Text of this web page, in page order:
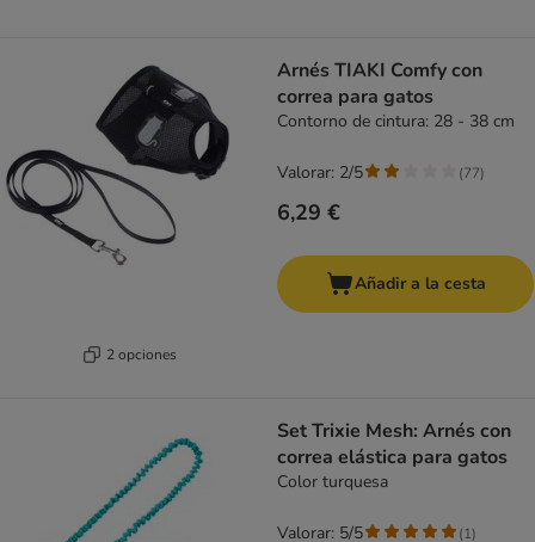
2 opciones
Arnés TIAKI Comfy con
correa para gatos
Contorno de cintura: 28 - 38 cm
6,29 €
Valorar: 2/5 (77)
Añadir a la cesta
Set Trixie Mesh: Arnés con
correa elástica para gatos
Color turquesa
Valorar: 5/5 (1)